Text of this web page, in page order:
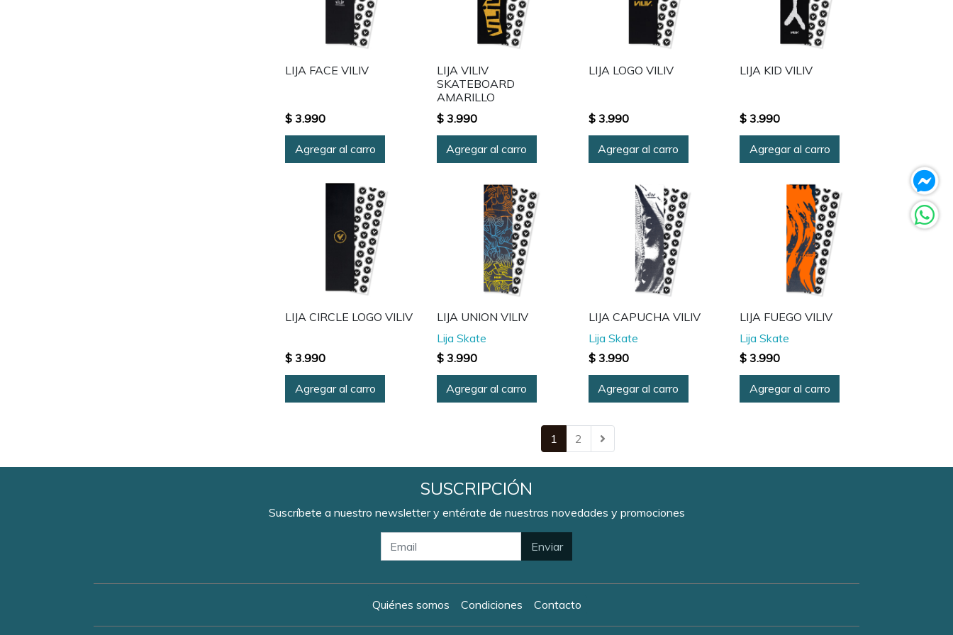
LIJA FACE VILIV
$ 3.990
Agregar al carro
LIJA VILIV
SKATEBOARD
AMARILLO
$ 3.990
Agregar al carro
LIJA LOGO VILIV
$ 3.990
Agregar al carro
LIJA KID VILIV
$ 3.990
Agregar al carro
LIJA CIRCLE LOGO VILIV
$ 3.990
Agregar al carro
LIJA UNION VILIV
Lija Skate
$ 3.990
Agregar al carro
LIJA CAPUCHA VILIV
Lija Skate
$ 3.990
Agregar al carro
LIJA FUEGO VILIV
Lija Skate
$ 3.990
Agregar al carro
1 2
SUSCRIPCIÓN
Suscríbete a nuestro newsletter y entérate de nuestras novedades y promociones
Enviar
Quiénes somos Condiciones Contacto